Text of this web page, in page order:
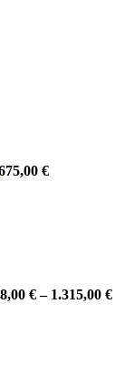
€
€– 1.315,00 €